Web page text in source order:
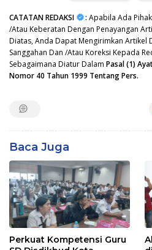
CATATAN REDAKSI : Apabila Ada
/Atau Keberatan Dengan Penayangan
Diatas, Anda Dapat Mengirimkan Artikel
Sanggahan Dan /Atau Koreksi Kepada
Sebagaimana Diatur Dalam Pasal (1)
Nomor 40 Tahun 1999 Tentang Pers.
Baca Juga
Perkuat Kompetensi Guru